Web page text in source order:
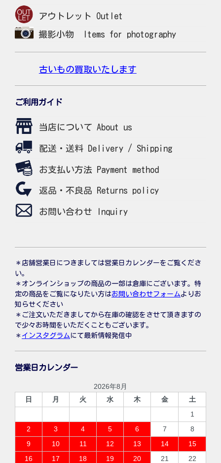
アウトレット Outlet
撮影小物 Items for photography
古いもの買取いたします
ご利用ガイド
当店について About us
配送・送料 Delivery / Shipping
お支払い方法 Payment method
返品・不良品 Returns policy
お問い合わせ Inquiry
＊店舗営業日につきましては営業日カレンダーをご覧くださ
い。
＊オンラインショップの商品の一部は倉庫にございます。特
定の商品をご覧になりたい方はお問い合わせフォーム よりお
知らせください
＊ご注文いただきましてから在庫の確認をさせて頂きますの
で少々お時間をいただくこともございます。
＊ インスタグラム にて最新情報発信中
営業日カレンダー
2026年8月
日
月 火 水 木 金
土
1
2
3 4 5 6 7
8
9
10 11 12 13 14
15
16
17 18 19 20 21
22